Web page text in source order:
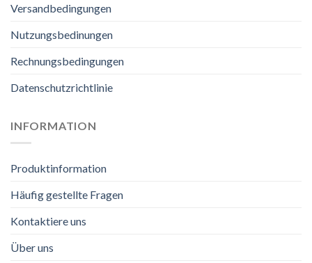
Versandbedingungen
Nutzungsbedinungen
Rechnungsbedingungen
Datenschutzrichtlinie
INFORMATION
Produktinformation
Häufig gestellte Fragen
Kontaktiere uns
Über uns